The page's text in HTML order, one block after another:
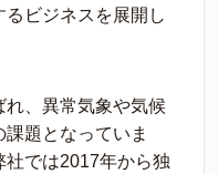
ビジネスを展開し
れ、異常気象や気候
題となっていま
では2017年から独